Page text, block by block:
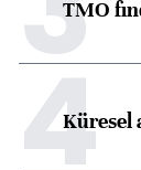
TMO
4
Küresel